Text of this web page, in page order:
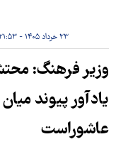
۲۳ خرداد ۱۴۰۵ - ۲۱:۵۳
وزیر فرهنگ:
یادآور پیوند
عاشوراست